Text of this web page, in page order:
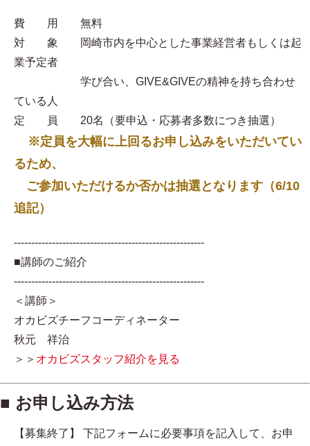
費 用 無料
対 象 岡崎市内を中心とした事業経営者もしくは起
業予定者
学び合い、GIVE&GIVEの精神を持ち合わせ
ている人
定 員 20名（要申込・応募者多数につき抽選）
※定員を大幅に上回るお申し込みをいただいてい
るため、
ご参加いただけるか否かは抽選となります（6/10
追記）
-------------------------------------------------------
■講師のご紹介
-------------------------------------------------------
＜講師＞
オカビズチーフコーディネーター
秋元 祥治
＞＞ オカビズスタッフ紹介を見る
■ お申し込み方法
【募集終了】 下記フォームに必要事項を記入して、お申